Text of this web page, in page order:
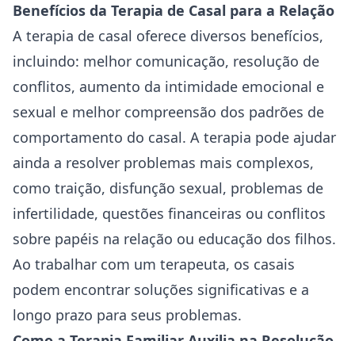
Benefícios da Terapia‌ de Casal para a Relação
A ‌terapia⁣ de casal ⁢oferece diversos benefícios,
incluindo:⁢ melhor comunicação, resolução ⁢de
conflitos, aumento da ‌intimidade⁢ emocional e
sexual e melhor ⁢compreensão dos padrões de
comportamento do casal. A terapia ​pode ajudar
ainda a resolver problemas mais complexos,‌
como traição, disfunção sexual, ⁤problemas ⁣de
infertilidade, questões financeiras ou conflitos
sobre papéis na relação ou⁢ educação ‌dos filhos.
Ao trabalhar ⁣com um terapeuta, os casais
podem encontrar soluções significativas e‍ a
‍longo prazo para ⁢seus problemas.